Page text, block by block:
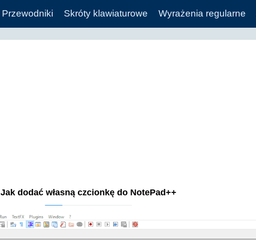
Przewodniki Skróty klawiaturowe Wyrażenia regularne
Jak dodać własną czcionkę do NotePad++